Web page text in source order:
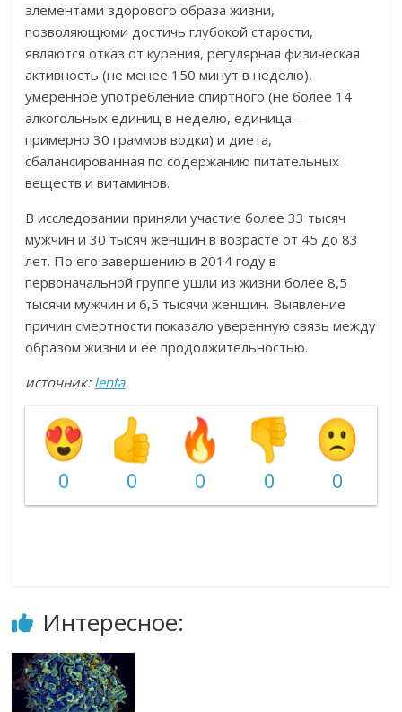
элементами здорового образа жизни,
позволяющюми достичь глубокой старости,
являются отказ от курения, регулярная физическая
активность (не менее 150 минут в неделю),
умеренное употребление спиртного (не более 14
алкогольных единиц в неделю, единица —
примерно 30 граммов водки) и диета,
сбалансированная по содержанию питательных
веществ и витаминов.
В исследовании приняли участие более 33 тысяч
мужчин и 30 тысяч женщин в возрасте от 45 до 83
лет. По его завершению в 2014 году в
первоначальной группе ушли из жизни более 8,5
тысячи мужчин и 6,5 тысячи женщин. Выявление
причин смертности показало уверенную связь между
образом жизни и ее продолжительностью.
источник: lenta
0 0 0 0 0
Интересное: